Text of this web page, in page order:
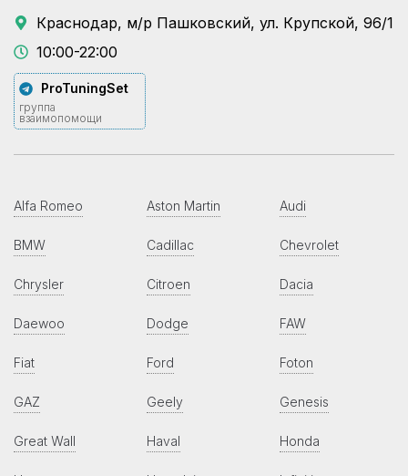
Краснодар, м/р Пашковский, ул. Крупской, 96/1
10:00-22:00
ProTuningSet
группа
взаимопомощи
Alfa Romeo Aston Martin Audi
BMW Cadillac Chevrolet
Chrysler Citroen Dacia
Daewoo Dodge FAW
Fiat Ford Foton
GAZ Geely Genesis
Great Wall Haval Honda